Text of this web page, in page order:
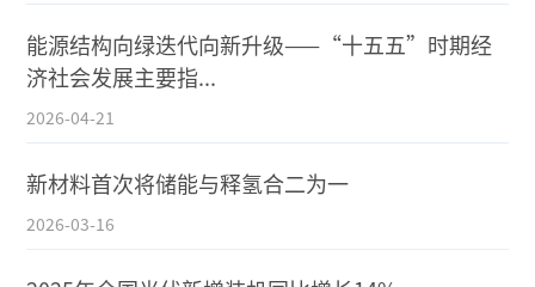
能源结构向绿迭代向新升级——“十五五”时期经
济社会发展主要指...
2026-04-21
新材料首次将储能与释氢合二为一
2026-03-16